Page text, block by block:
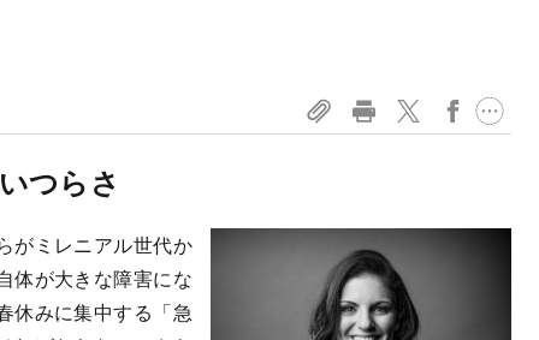
つらさ
ミレニアル世代か
体が大きな障害にな
休みに集中する「急